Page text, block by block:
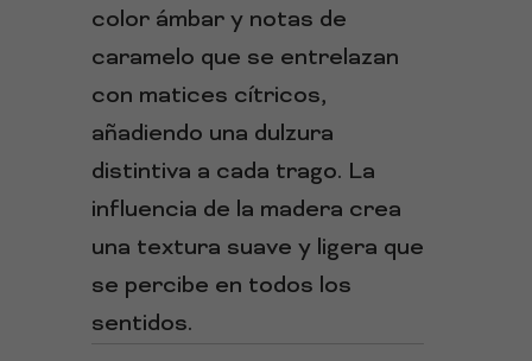
color ámbar y notas de
caramelo que se entrelazan
con matices cítricos,
añadiendo una dulzura
distintiva a cada trago. La
influencia de la madera crea
una textura suave y ligera que
se percibe en todos los
sentidos.